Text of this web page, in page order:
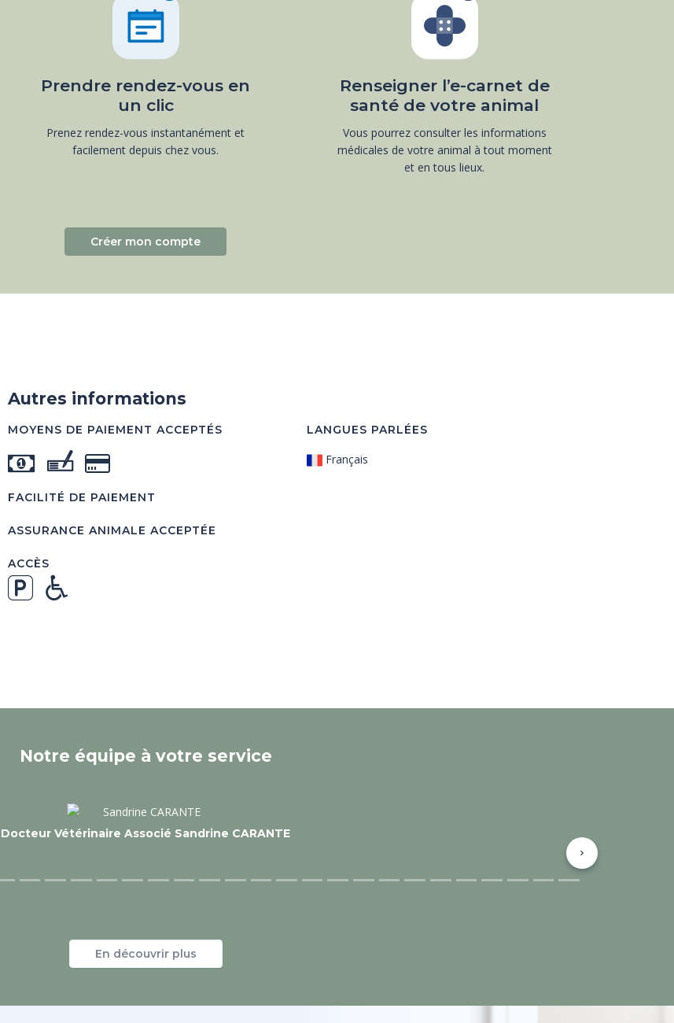
Prendre rendez-vous en
un clic
Prenez rendez-vous instantanément et
facilement depuis chez vous.
Renseigner l’e-carnet de
santé de votre animal
Vous pourrez consulter les informations
médicales de votre animal à tout moment
et en tous lieux.
Créer mon compte
Autres informations
LANGUES PARLÉES
Français
MOYENS DE PAIEMENT ACCEPTÉS
FACILITÉ DE PAIEMENT
ASSURANCE ANIMALE ACCEPTÉE
ACCÈS
Notre équipe à votre service
Docteur Vétérinaire Catherine d'ARGOUGES
Suivant
En découvrir plus